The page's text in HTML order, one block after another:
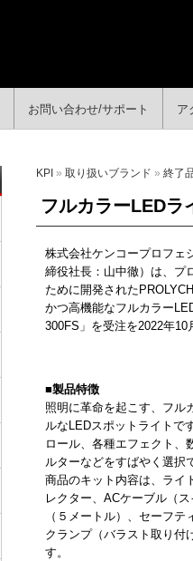
お問い合わせ/サポート ア
KPI » 取り扱いブランド » 終了
フルカラーLED
株式会社ケンコープロフェ
締役社長：山中徹）は、プ
ために開発された
かつ高機能なフルカラー
300FS 」を受注を2022年
■製品特徴
照明に革命を起こす、フル
ルな LEDスポットライトで
ロール、各種エフェクト、
ルターなどをすばやく選択
商品のキット内容は、ライ
レクター、 ACケーブル（
（５メートル）、セーフ
クランプ（バラスト取り付
す。